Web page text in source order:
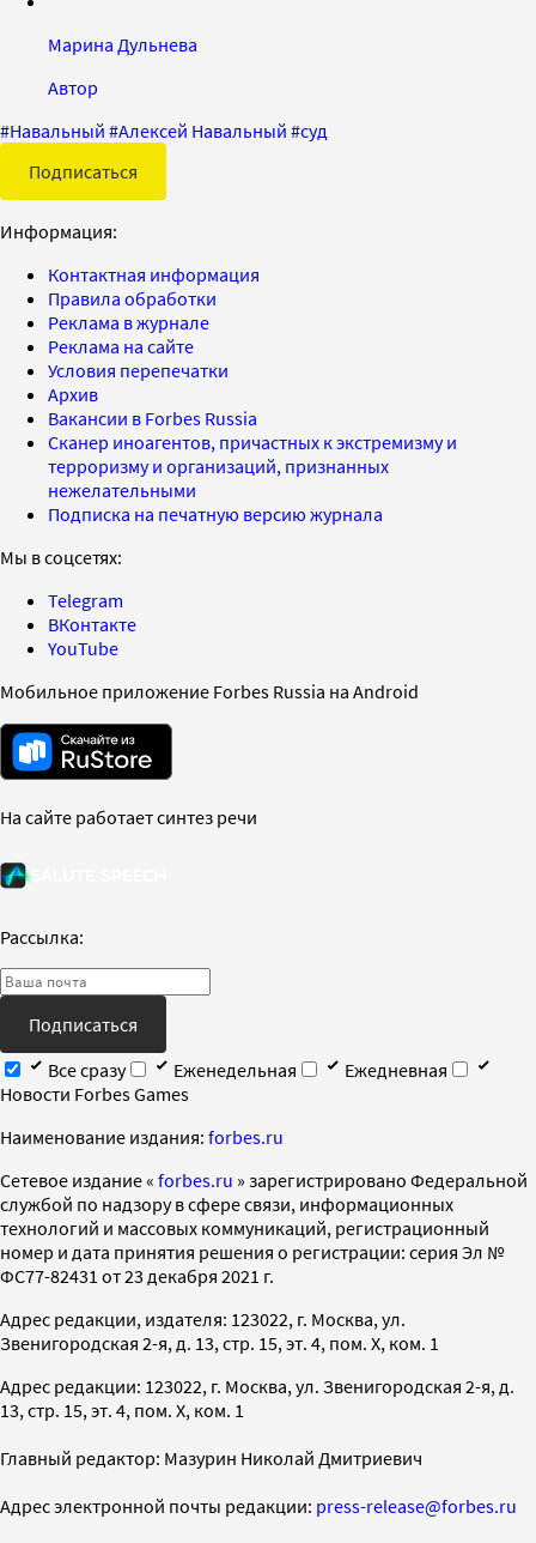
Марина Дульнева
Автор
#Навальный #Алексей Навальный #суд
Подписаться
Информация:
Контактная информация
Правила обработки
Реклама в журнале
Реклама на сайте
Условия перепечатки
Архив
Вакансии в Forbes Russia
Сканер иноагентов, причастных к экстремизму и
терроризму и организаций, признанных
нежелательными
Подписка на печатную версию журнала
Мы в соцсетях:
Telegram
ВКонтакте
YouTube
Мобильное приложение Forbes Russia на Android
На сайте работает синтез речи
Рассылка:
Подписаться
Все сразу
Еженедельная
Ежедневная
Новости Forbes Games
Наименование издания: forbes.ru
Cетевое издание « forbes.ru » зарегистрировано Федеральной
службой по надзору в сфере связи, информационных
технологий и массовых коммуникаций, регистрационный
номер и дата принятия решения о регистрации: серия Эл №
ФС77-82431 от 23 декабря 2021 г.
Адрес редакции, издателя: 123022, г. Москва, ул.
Звенигородская 2-я, д. 13, стр. 15, эт. 4, пом. X, ком. 1
Адрес редакции: 123022, г. Москва, ул. Звенигородская 2-я, д.
13, стр. 15, эт. 4, пом. X, ком. 1
Главный редактор: Мазурин Николай Дмитриевич
Адрес электронной почты редакции: press-release@forbes.ru